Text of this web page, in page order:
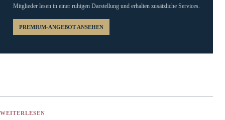
Mitglieder lesen in einer ruhigen Darstellung und erhalten zusätzliche Services.
PREMIUM-ANGEBOT ANSEHEN
WEITERLESEN